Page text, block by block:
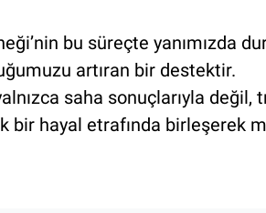
bu süreçte yanımızda
artıran bir destektir.
saha sonuçlarıyla değil,
bir hayal etrafında birleşerek